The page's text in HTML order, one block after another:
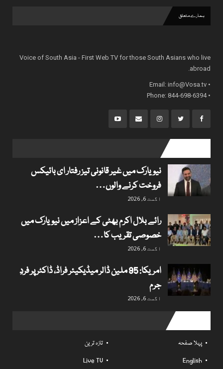
ہمارے متعلق
Voice of South Asia - First Web TV for those South Asians who live
abroad.
• Email:
info@Vosa.tv
• Phone: 844-698-6394
نیویارک میں غیر قانونی تیز رفتار ای بائیکس
فروخت کرنے والوں…
اگست 6, 2026
رائے بلال اکرم بھٹی کے اعزاز میں نیویارک میں
خصوصی تقریب کا…
اگست 6, 2026
امریکا: 95 ملین ڈالر میڈیکیئر فراڈ، ڈاکٹر پر فردِ
جرم
اگست 6, 2026
پہلا صفحہ
تازہ ترین
English
Live TV